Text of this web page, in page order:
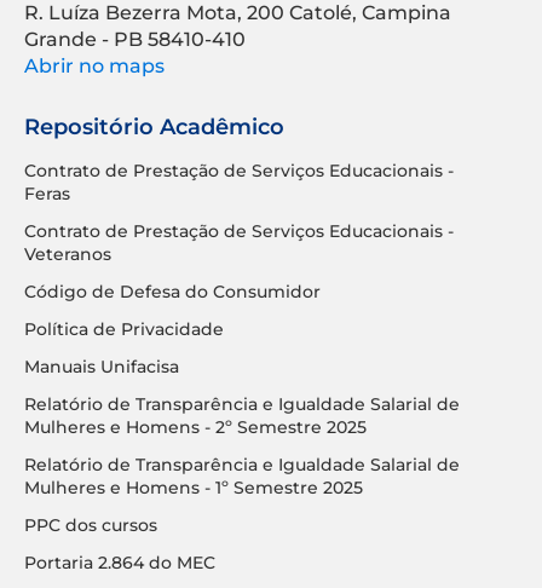
R. Luíza Bezerra Mota, 200 Catolé, Campina
Grande - PB 58410-410
Abrir no maps
Repositório Acadêmico
Contrato de Prestação de Serviços Educacionais -
Feras
Contrato de Prestação de Serviços Educacionais -
Veteranos
Código de Defesa do Consumidor
Política de Privacidade
Manuais Unifacisa
Relatório de Transparência e Igualdade Salarial de
Mulheres e Homens - 2º Semestre 2025
Relatório de Transparência e Igualdade Salarial de
Mulheres e Homens - 1º Semestre 2025
PPC dos cursos
Portaria 2.864 do MEC